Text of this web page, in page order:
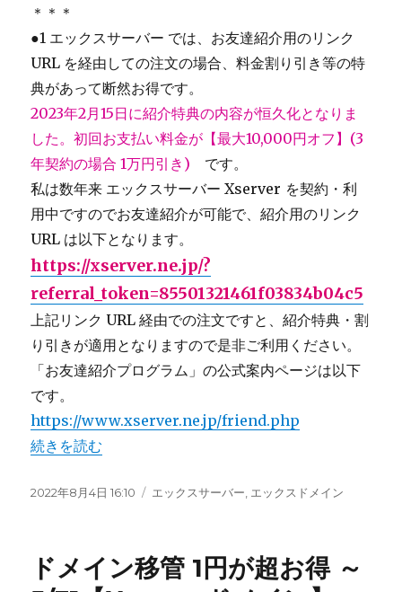
＊＊＊
●1 エックスサーバー では、お友達紹介用のリンク
URL を経由しての注文の場合、料金割り引き等の特
典があって断然お得です。
2023年2月15日に紹介特典の内容が恒久化となりま
した。初回お支払い料金が【最大10,000円オフ】(3
年契約の場合 1万円引き) です。
私は数年来 エックスサーバー Xserver を契約・利
用中ですのでお友達紹介が可能で、紹介用のリンク
URL は以下となります。
https://xserver.ne.jp/?
referral_token=85501321461f03834b04c5
上記リンク URL 経由での注文ですと、紹介特典・割
り引きが適用となりますので是非ご利用ください。
「お友達紹介プログラム」の公式案内ページは以下
です。
https://www.xserver.ne.jp/friend.php
“【エックスサーバー】紹介割引&特典併用可能&初期費
続きを読む
投
2022年8月4日 16:10
カ
ー
エックスサーバー, エックスドメイン
ドメイン移管 1円が超お得 ～